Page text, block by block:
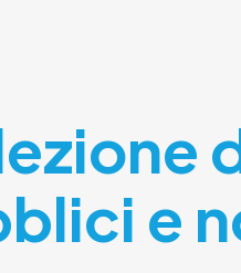
e